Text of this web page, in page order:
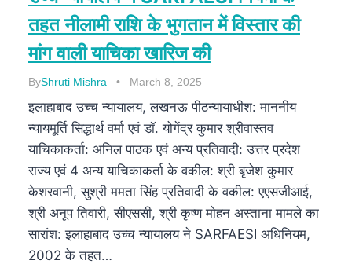
तहत नीलामी राशि के भुगतान में विस्तार की
मांग वाली याचिका खारिज की
ByShruti Mishra March 8, 2025
इलाहाबाद उच्च न्यायालय, लखनऊ पीठन्यायाधीश: माननीय
न्यायमूर्ति सिद्धार्थ वर्मा एवं डॉ. योगेंद्र कुमार श्रीवास्तव
याचिकाकर्ता: अनिल पाठक एवं अन्य प्रतिवादी: उत्तर प्रदेश
राज्य एवं 4 अन्य याचिकाकर्ता के वकील: श्री बृजेश कुमार
केशरवानी, सुश्री ममता सिंह प्रतिवादी के वकील: एएसजीआई,
श्री अनूप तिवारी, सीएससी, श्री कृष्ण मोहन अस्ताना मामले का
सारांश: इलाहाबाद उच्च न्यायालय ने SARFAESI अधिनियम,
2002 के तहत…